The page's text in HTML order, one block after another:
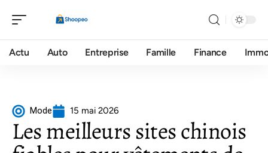
Actu Auto Entreprise Famille Finance
Mode 15 mai 2026
Les meilleurs sites chinois